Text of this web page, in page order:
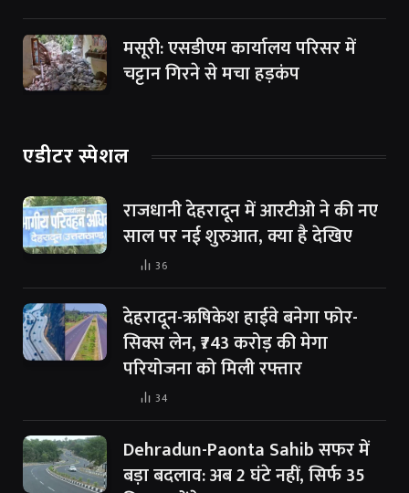
मसूरी: एसडीएम कार्यालय परिसर में
चट्टान गिरने से मचा हड़कंप
एडीटर स्पेशल
राजधानी देहरादून में आरटीओ ने की नए
साल पर नई शुरुआत, क्या है देखिए
36
देहरादून-ऋषिकेश हाईवे बनेगा फोर-
सिक्स लेन, ₹743 करोड़ की मेगा
परियोजना को मिली रफ्तार
34
Dehradun-Paonta Sahib सफर में
बड़ा बदलाव: अब 2 घंटे नहीं, सिर्फ 35